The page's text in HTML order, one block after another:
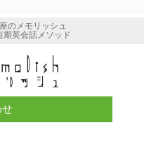
のメモリッシュ
期英会話メソッド
せ